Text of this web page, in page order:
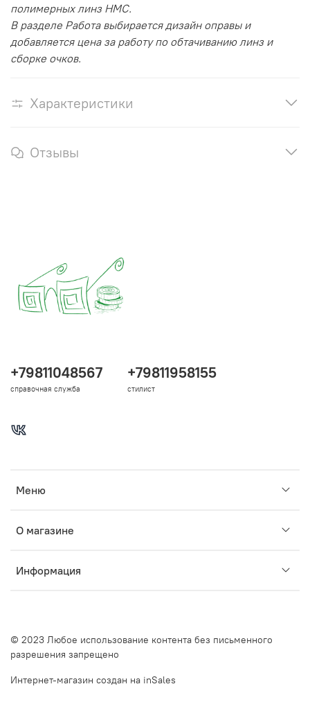
полимерных линз HMC.
В разделе Работа выбирается дизайн оправы и
добавляется цена за работу по обтачиванию линз и
сборке очков.
Характеристики
Отзывы
Меню
О магазине
Информация
+79811048567
справочная служба
+79811958155
стилист
© 2023 Любое использование контента без письменного
разрешения запрещено
Интернет-магазин создан на inSales